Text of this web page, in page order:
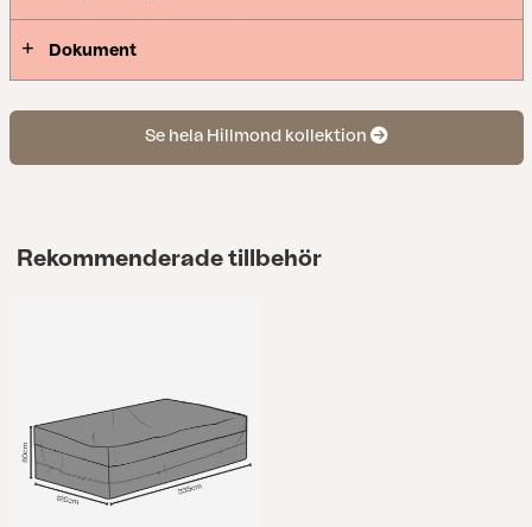
Dokument
Se hela Hillmond kollektion
Rekommenderade tillbehör